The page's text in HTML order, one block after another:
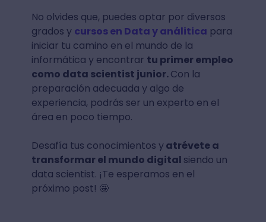
No olvides que, puedes optar por diversos
grados y cursos en Data y análitica para
iniciar tu camino en el mundo de la
informática y encontrar tu primer empleo
como data scientist junior.Con la
preparación adecuada y algo de
experiencia, podrás ser un experto en el
área en poco tiempo.
Desafía tus conocimientos yatrévete a
transformar el mundo digital siendo un
data scientist. ¡Te esperamos en el
próximo post! 🤩